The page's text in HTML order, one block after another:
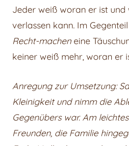
Jeder weiß woran er ist und
verlassen kann. Im
Recht-macheneine
keiner weiß mehr, woran er
Anregung zur Umsetzung:
Kleinigkeit und nimm die
Gegenübers war. Am
Freunden, die Familie